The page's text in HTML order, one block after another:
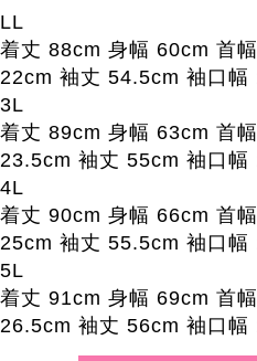
LL
着丈 88cm 身幅 60cm 首
22cm 袖丈 54.5cm 袖口幅
3L
着丈 89cm 身幅 63cm 首
23.5cm 袖丈 55cm 袖口幅
4L
着丈 90cm 身幅 66cm 首
25cm 袖丈 55.5cm 袖口幅
5L
着丈 91cm 身幅 69cm 首
26.5cm 袖丈 56cm 袖口幅